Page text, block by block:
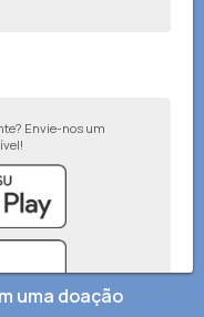
Envie-nos um
uma doação